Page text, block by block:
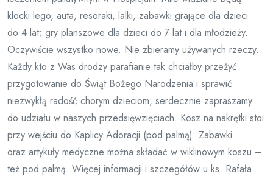
klocki lego, auta, resoraki, lalki, zabawki grające dla dzieci
do 4 lat; gry planszowe dla dzieci do 7 lat i dla młodzieży.
Oczywiście wszystko nowe. Nie zbieramy używanych rzeczy.
Każdy kto z Was drodzy parafianie tak chciałby przeżyć
przygotowanie do Świąt Bożego Narodzenia i sprawić
niezwykłą radość chorym dzieciom, serdecznie zapraszamy
do udziału w naszych przedsięwzięciach. Kosz na nakrętki stoi
przy wejściu do Kaplicy Adoracji (pod palmą). Zabawki
oraz artykuły medyczne można składać w wiklinowym koszu –
też pod palmą. Więcej informacji i szczegółów u ks. Rafała.